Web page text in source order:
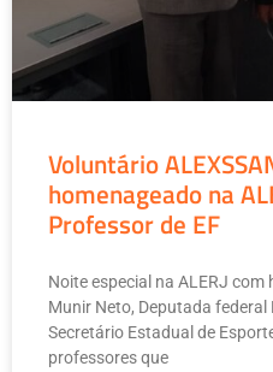
Voluntário
homenageado na
Professor de EF
Noite especial na ALERJ
Munir Neto, Deputada federal
Secretário Estadual de
professores que